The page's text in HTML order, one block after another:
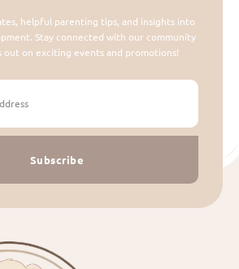
helpful parenting tips, and insights into
Stay connected with our community
out on exciting events and promotions!
Subscribe